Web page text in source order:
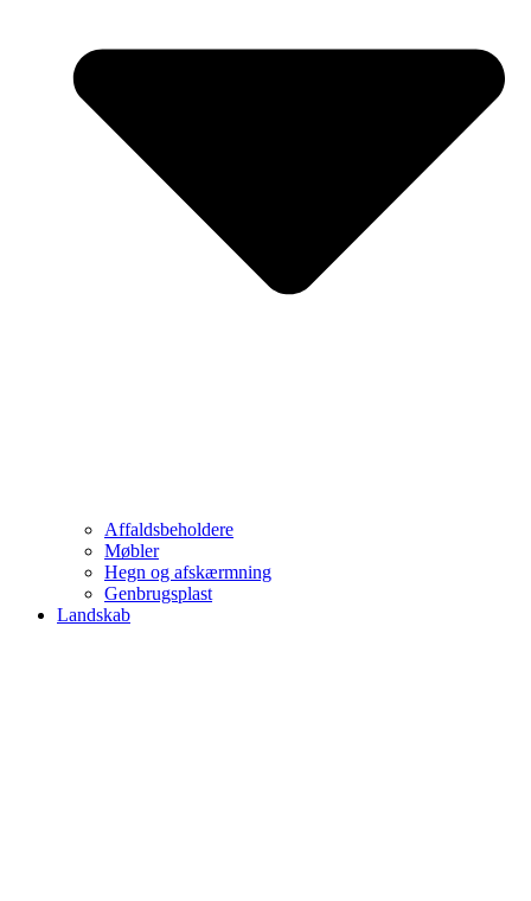
Affaldsbeholdere
Møbler
Hegn og afskærmning
Genbrugsplast
Landskab